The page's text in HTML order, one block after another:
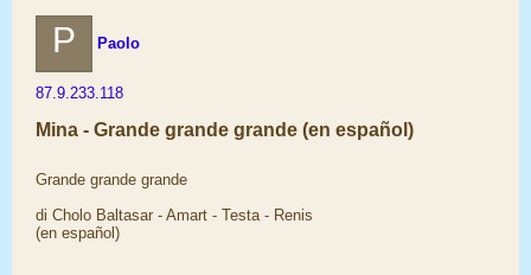
P Paolo
87.9.233.118
Mina - Grande grande grande (en español)
Grande grande grande
di Cholo Baltasar - Amart - Testa - Renis
(en español)